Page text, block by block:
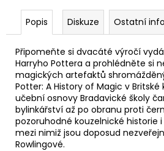
Popis Diskuze Ostatní
Připomeňte si dvacáté výročí
Harryho Pottera a prohlédněte si
magických artefaktů
Potter: A History of Magic v Britské
učební osnovy Bradavické školy
bylinkářství až po obranu proti
pozoruhodné kouzelnické historie
mezi nimiž jsou doposud
Rowlingové.
KRABIČCE
450G,
HARRY
POTTER
139
Kč
Původně:
169
Kč